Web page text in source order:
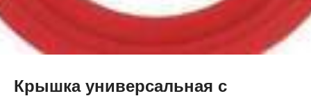
Крышка универсальная с